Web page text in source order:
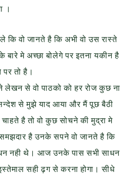
।
कि वो जानते है कि अभी वो उस रास्ते
मे अच्छा बोलेगे पर इतना यकीन है
तो है।
से वो पाठको को हर रोज कुछ ना
से मुझे याद आया और मैं पूछ बैठी
है तो वो कुछ सोचने की मुद्रा मे
है उनके सपने वो जानते है कि
नही थे। आज उनके पास सभी साधन
सही ढ़ग से करना होगा। सीधे